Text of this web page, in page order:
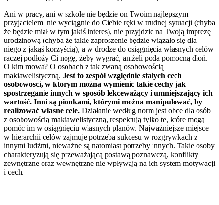
Ani w pracy, ani w szkole nie będzie on Twoim najlepszym
przyjacielem, nie wyciągnie do Ciebie ręki w trudnej sytuacji (chyba
że będzie miał w tym jakiś interes), nie przyjdzie na Twoją imprezę
urodzinową (chyba że takie zaproszenie będzie wiązało się dla
niego z jakąś korzyścią), a w drodze do osiągnięcia własnych celów
raczej podłoży Ci nogę, żeby wygrać, aniżeli poda pomocną dłoń.
O kim mowa? O osobach z tak zwaną osobowością
makiawelistyczną. Jest to zespół względnie stałych cech
osobowości, w którym można wymienić takie cechy jak
spostrzeganie innych w sposób lekceważący i umniejszający ich
wartość. Inni są pionkami, którymi można manipulować, by
realizować własne cele. Działanie według norm jest obce dla osób
z osobowością makiawelistyczną, respektują tylko te, które mogą
pomóc im w osiągnięciu własnych planów. Najważniejsze miejsce
w hierarchii celów zajmuje potrzeba sukcesu w rozgrywkach z
innymi ludźmi, nieważne są natomiast potrzeby innych. Takie osoby
charakteryzują się przeważającą postawą poznawczą, konflikty
zewnętrzne oraz wewnętrzne nie wpływają na ich system motywacji
i cech.